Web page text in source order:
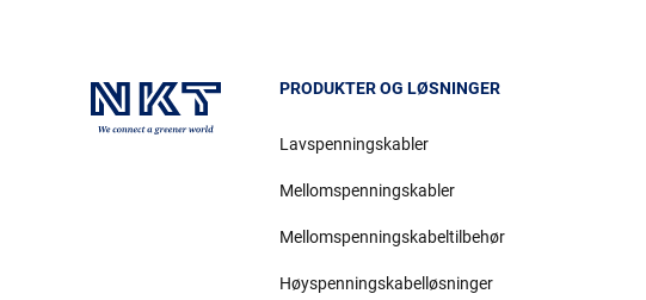
PRODUKTER OG LØSNINGER
Lavspenningskabler
Mellomspenningskabler
Mellomspenningskabeltilbehør
Høyspenningskabelløsninger